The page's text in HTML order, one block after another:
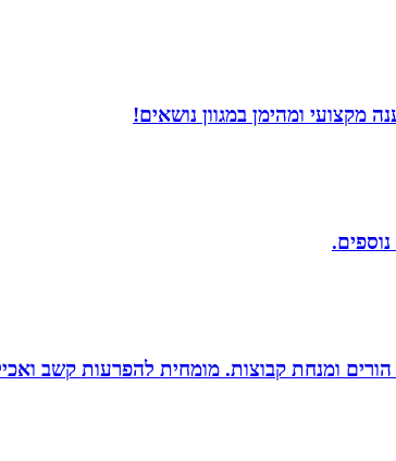
מקצועי ומהימן במגוון נושאים!
נוספים.